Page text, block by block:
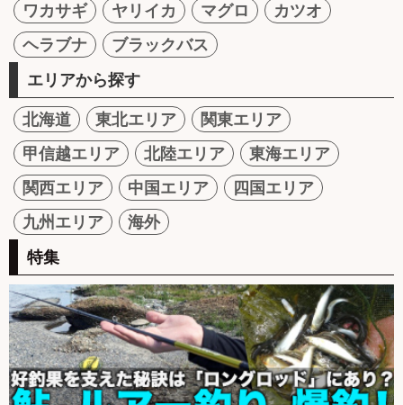
ワカサギ
ヤリイカ マグロ
カツオ
ヘラブナ
ブラックバス
エリアから探す
北海道 東北エリア
関東エリア
甲信越エリア
北陸エリア
東海エリア
関西エリア
中国エリア
四国エリア
九州エリア
海外
特集